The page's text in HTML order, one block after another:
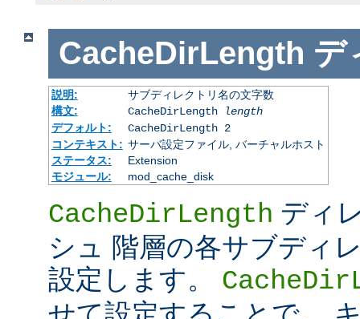
CacheDirLength デ
説明:
サブディレクトリ名の文字数
構文:
CacheDirLength
length
デフォルト:
CacheDirLength 2
コンテキスト: サーバ設定ファイル, バーチャルホスト
ステータス:
Extension
モジュール:
mod_cache_disk
CacheDirLength ディ
シュ 階層の各サブディ
設定します。